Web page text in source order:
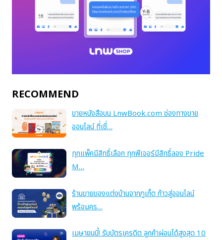
RECOMMEND
ขายหนังสือบน LnwBook.com ช่องทางขาย
ออนไลน์ ที่เชื่…
ทุกแพ็คมีสิทธิ์เลือก ทุกฟีเจอร์มีสิทธิ์ลอง Pride
M…
ร้านขายของแต่งบ้านจากภูเก็ต ก้าวสู่ออนไลน์
พร้อมคร…
เมษายนนี้! รับบัตรเครดิต ลูกค้าผ่อนได้สูงสุด 10